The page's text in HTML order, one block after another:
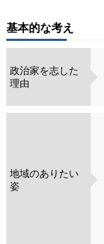
基本的な考え
政治家を志した
理由
地域のありたい
姿